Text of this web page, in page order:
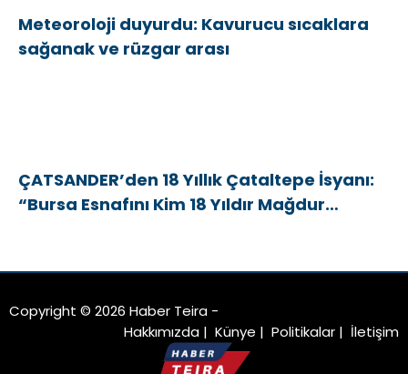
Meteoroloji duyurdu: Kavurucu sıcaklara
sağanak ve rüzgar arası
ÇATSANDER’den 18 Yıllık Çataltepe İsyanı:
“Bursa Esnafını Kim 18 Yıldır Mağdur
Copyright © 2026 Haber Teira -
Hakkımızda | Künye | Politikalar | İletişim